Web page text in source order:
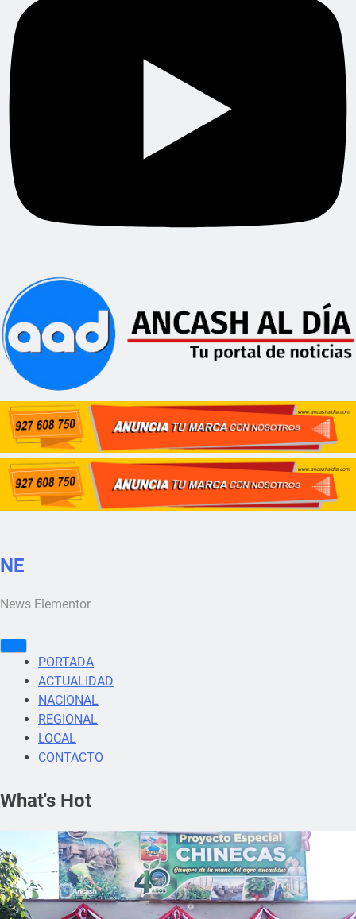
NE
News Elementor
PORTADA
ACTUALIDAD
NACIONAL
REGIONAL
LOCAL
CONTACTO
What's Hot